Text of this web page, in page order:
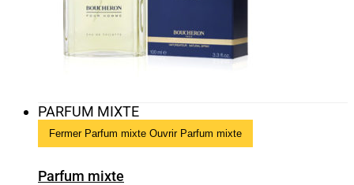
PARFUM MIXTE
Fermer Parfum mixte Ouvrir Parfum mixte
Parfum mixte